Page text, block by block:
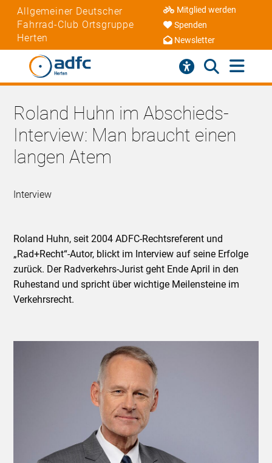
Allgemeiner Deutscher
Fahrrad-Club Ortsgruppe
Herten
Mitglied werden
Spenden
Newsletter
Roland Huhn im Abschieds-
Interview: Man braucht einen
langen Atem
Interview
Roland Huhn, seit 2004 ADFC-Rechtsreferent und
„Rad+Recht“-Autor, blickt im Interview auf seine Erfolge
zurück. Der Radverkehrs-Jurist geht Ende April in den
Ruhestand und spricht über wichtige Meilensteine im
Verkehrsrecht.